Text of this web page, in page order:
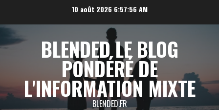
contenu
10 août 2026 6:57:57 AM
BLENDED LE BLOG
PONDÉRÉ DE
L'INFORMATION MIXTE
BLENDED.FR